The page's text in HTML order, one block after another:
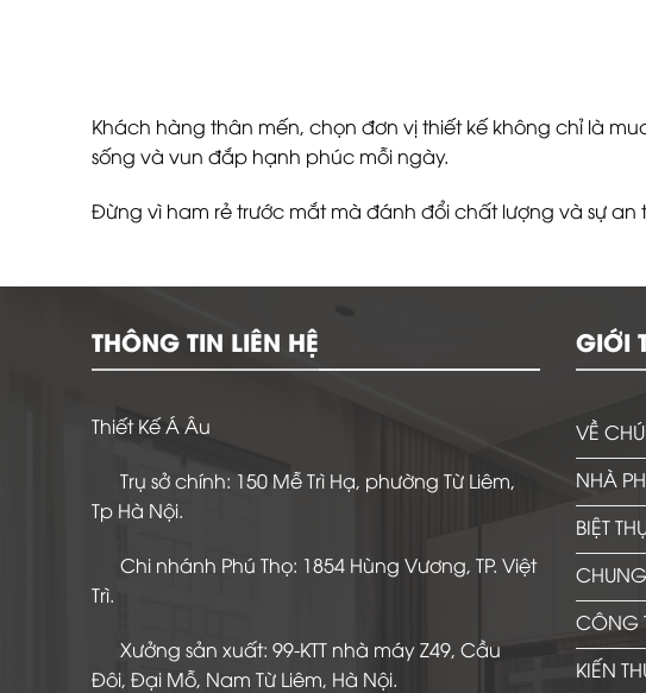
Khách hàng thân mến, chọn đơn vị thiết kế không chỉ là
sống và vun đắp hạnh phúc mỗi ngày.
Đừng vì ham rẻ trước mắt mà đánh đổi chất lượng và sự
THÔNG TIN LIÊN HỆ
Thiết Kế Á Âu
Trụ sở chính: 150 Mễ Trì Hạ, phường Từ Liêm,
Tp Hà Nội.
Chi nhánh Phú Thọ: 1854 Hùng Vương, TP. Việt
Trì.
Xưởng sản xuất: 99-KTT nhà máy Z49, Cầu
Đôi, Đại Mỗ, Nam Từ Liêm, Hà Nội.
GIỚI
VỀ
NHÀ
BIỆT
CÔNG
KIẾN